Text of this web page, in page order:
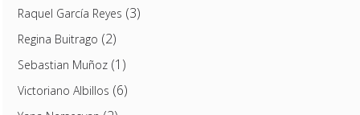
Raquel García Reyes (3)
Regina Buitrago (2)
Sebastian Muñoz(1)
Victoriano Albillos (6)